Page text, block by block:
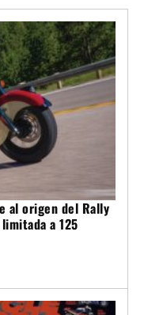
al origen del Rally
a 125